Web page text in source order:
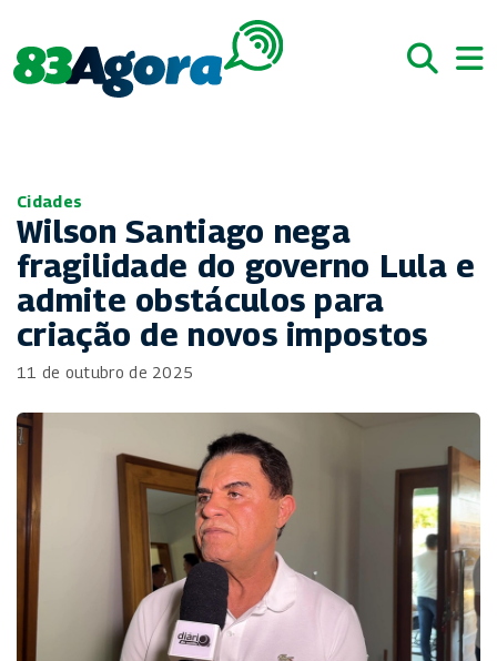
Cidades
Wilson Santiago nega
fragilidade do governo Lula e
admite obstáculos para
criação de novos impostos
11 de outubro de 2025